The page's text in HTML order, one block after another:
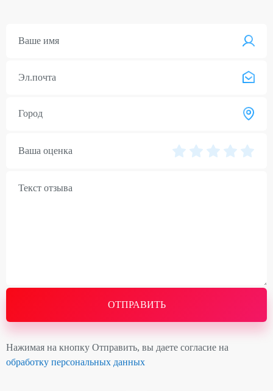
Ваша оценка
ОТПРАВИТЬ
Нажимая на кнопку Отправить, вы даете согласие на
обработку персональных данных